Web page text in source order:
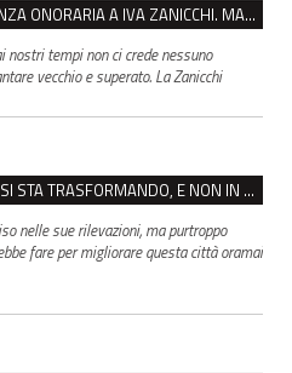
VENTASSO, SÌ ALLA CITTADINANZA ONORARIA A IVA ZANICCHI. MA BARGIACCHI: “È DI PESSIMO GUSTO”
nostri tempi non ci crede nessuno
vecchio e superato. La Zanicchi
IL CENTRO STORICO DI REGGIO SI STA TRASFORMANDO, E NON IN MEGLIO
nelle sue rilevazioni, ma purtroppo
fare per migliorare questa città oramai